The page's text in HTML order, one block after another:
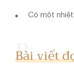
Có một
Bài viết